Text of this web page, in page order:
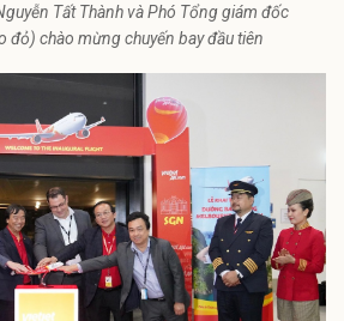
Tất Thành và Phó Tổng giám đốc
đỏ) chào mừng chuyến bay đầu tiên